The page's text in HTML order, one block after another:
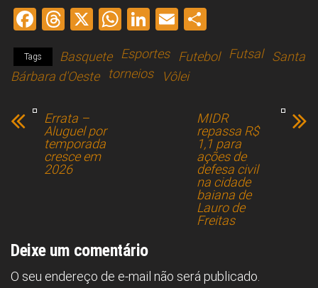
F
a
ce
b
o
ok
T
e
a
d
s
X
W
h
at
s
Li
e
dI
E
ai
l
ar
Tags Basquete Esportes Futebol Futsal
Santa
Bárbara d'Oeste
torneios Vôlei
Errata –
Aluguel por
temporada
cresce em
2026
MIDR
repassa R$
1,1 para
ações de
defesa civil
na cidade
baiana de
Lauro de
Freitas
Deixe um comentário
O seu endereço de e-mail não será publicado.